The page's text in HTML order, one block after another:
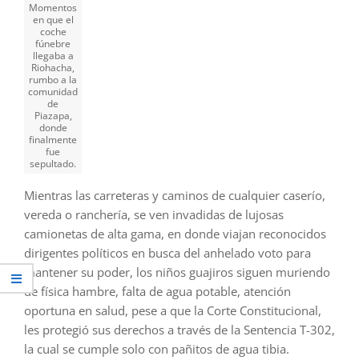
Momentos
en que el
coche
fúnebre
llegaba a
Riohacha,
rumbo a la
comunidad
de
Piazapa,
donde
finalmente
fue
sepultado.
Mientras las carreteras y caminos de cualquier caserío,
vereda o ranchería, se ven invadidas de lujosas
camionetas de alta gama, en donde viajan reconocidos
dirigentes políticos en busca del anhelado voto para
mantener su poder, los niños guajiros siguen muriendo
de física hambre, falta de agua potable, atención
oportuna en salud, pese a que la Corte Constitucional,
les protegió sus derechos a través de la Sentencia T-302,
la cual se cumple solo con pañitos de agua tibia.